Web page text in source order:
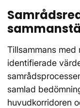
Tillsammans
identifierade
samlad
huvudkorridoren